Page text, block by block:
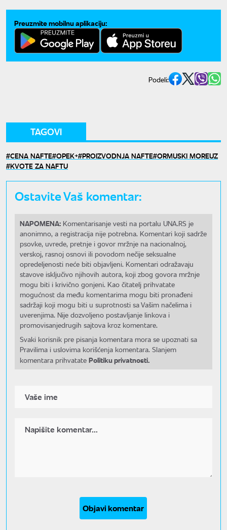
Preuzmite mobilnu aplikaciju:
Podeli:
TAGOVI
CENA NAFTE OPEK+ PROIZVODNJA NAFTE ORMUSKI MOREUZ
KVOTE ZA NAFTU
Ostavite Vaš komentar:
NAPOMENA: Komentarisanje vesti na portalu UNA.RS je
anonimno, a registracija nije potrebna. Komentari koji sadrže
psovke, uvrede, pretnje i govor mržnje na nacionalnoj,
verskoj, rasnoj osnovi ili povodom nečije seksualne
opredeljenosti neće biti objavljeni. Komentari odražavaju
stavove isključivo njihovih autora, koji zbog govora mržnje
mogu biti i krivično gonjeni. Kao čitatelj prihvatate
mogućnost da među komentarima mogu biti pronađeni
sadržaji koji mogu biti u suprotnosti sa Vašim načelima i
uverenjima. Nije dozvoljeno postavljanje linkova i
promovisanjedrugih sajtova kroz komentare.
Svaki korisnik pre pisanja komentara mora se upoznati sa
Pravilima i uslovima korišćenja komentara. Slanjem
komentara prihvatate Politiku privatnosti.
Objavi komentar